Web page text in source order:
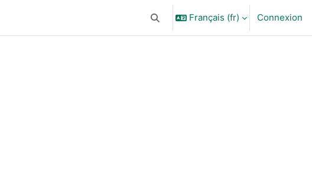
Activer/désactiver la saisie de
Français ‎(fr)‎ Connexion